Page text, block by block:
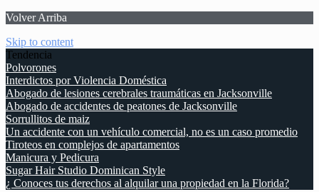
Volver Arriba
Skip to content
Tendencia
Polvorones
Interdictos por Violencia Doméstica
Abogado de lesiones cerebrales traumáticas en Jacksonville
Abogado de accidentes de peatones de Jacksonville
Sorrullitos de maiz
Un accidente con un vehículo comercial, no es un caso promedio
Tiroteos en complejos de apartamentos
Manicura y Pedicura
Sugar Hair Studio Dominican Style
¿ Conoces tus derechos al alquilar una propiedad en la Florida?